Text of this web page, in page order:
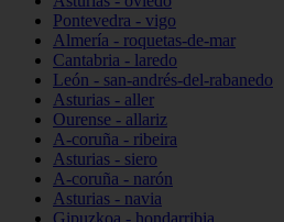
Pontevedra - vigo
Almería - roquetas-de-mar
Cantabria - laredo
León - san-andrés-del-rabanedo
Asturias - aller
Ourense - allariz
A-coruña - ribeira
Asturias - siero
A-coruña - narón
Asturias - navia
Gipuzkoa - hondarribia